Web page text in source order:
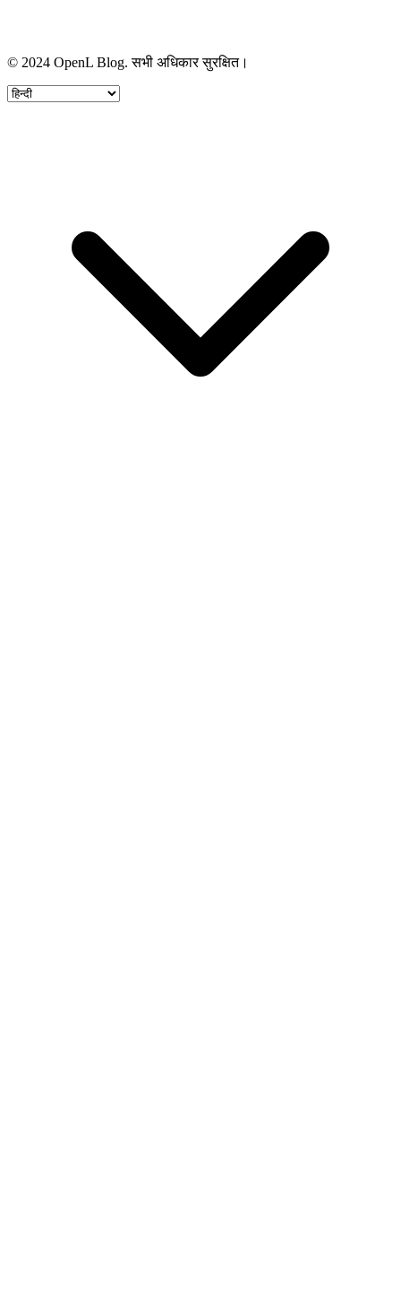
© 2024 OpenL Blog. सभी अधिकार सुरक्षित।